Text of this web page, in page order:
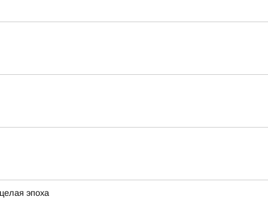
эпоха